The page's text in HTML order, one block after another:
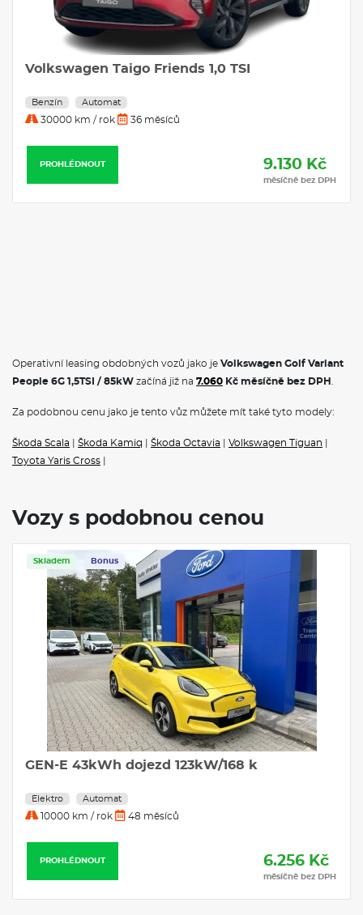
Volkswagen Taigo Friends 1,0 TSI
Benzín Automat
30000 km / rok 36 měsíců
PROHLÉDNOUT 9.130 Kč
měsíčně bez DPH
Operativní leasing obdobných vozů jako je Volkswagen Golf Variant
People 6G 1,5TSI / 85kW začíná již na 7.060 Kč měsíčně bez DPH
Za podobnou cenu jako je tento vůz můžete mít také tyto modely:
Škoda Scala Škoda Kamiq Škoda Octavia Volkswagen Tiguan
Toyota Yaris Cross
Vozy s podobnou cenou
Skladem Bonus
GEN-E 43kWh dojezd 123kW/168 k
Elektro Automat
10000 km / rok 48 měsíců
PROHLÉDNOUT 6.256 Kč
měsíčně bez DPH